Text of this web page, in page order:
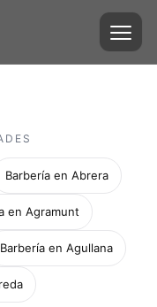
Barbería en Abrera
en Agramunt
Barbería en Agullana